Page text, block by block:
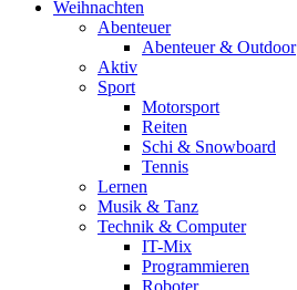
Weihnachten
Abenteuer
Abenteuer & Outdoor
Aktiv
Sport
Motorsport
Reiten
Schi & Snowboard
Tennis
Lernen
Musik & Tanz
Technik & Computer
IT-Mix
Programmieren
Roboter